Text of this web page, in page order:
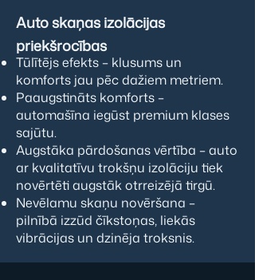
Auto skaņas izolācijas
priekšrocības​​
Tūlītējs efekts – klusums un
komforts jau pēc dažiem metriem.
Paaugstināts komforts –
automašīna iegūst premium klases
sajūtu.
Augstāka pārdošanas vērtība – auto
ar kvalitatīvu trokšņu izolāciju tiek
novērtēti augstāk otrreizējā tirgū.
Nevēlamu skaņu novēršana –
pilnībā izzūd čīkstoņas, liekās
vibrācijas un dzinēja troksnis.